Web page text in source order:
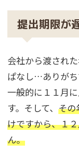
提出期限が
会社から渡され
ぱなし…ありがち
一般的に１１月
す。そして、 その
けですから、１
ん。